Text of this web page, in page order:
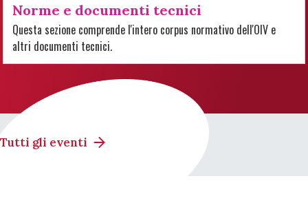
Norme e documenti tecnici
Questa sezione comprende l'intero corpus normativo dell'OIV e
altri documenti tecnici.
Tutti gli eventi